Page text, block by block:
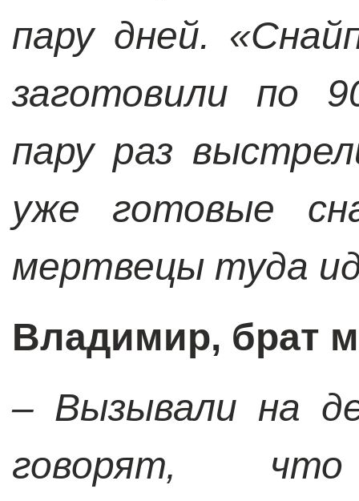
пару дней.
заготовили по
пару раз
уже готовые
мертвецы туда
Владимир, брат
– Вызывали на
говорят,